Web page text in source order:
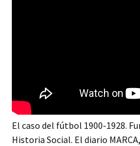
El caso del fútbol 1900-1928.
Historia Social. El diario